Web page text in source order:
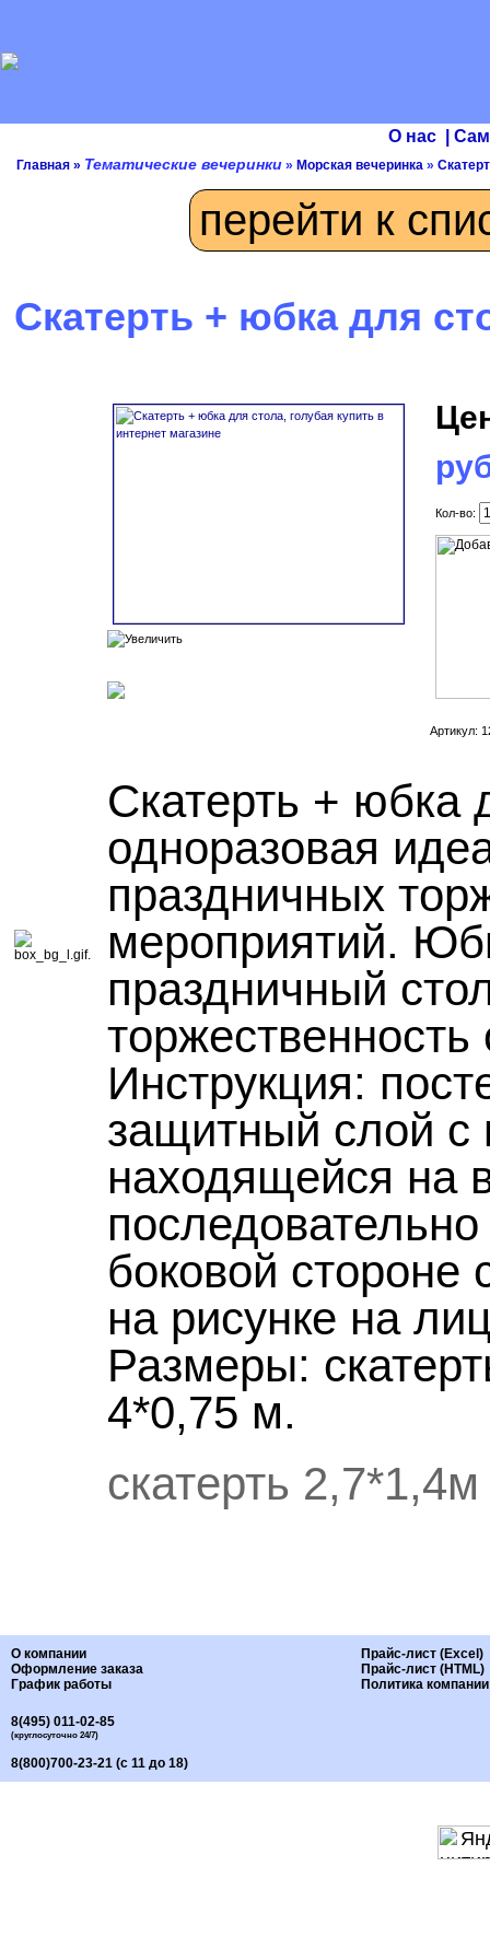
О нас
Главная » Тематические вечеринки » Морская вечеринка »
перейти к
Скатерть + юбка для
Кол-во:
Артикул:
Скатерть + юбка
одноразовая
праздничных
мероприятий.
праздничный
Инструкция:
защитный слой с
находящейся на
боковой стороне
на рисунке на
Размеры:
4*0,75 м.
скатерть
О компании
Оформление заказа
График работы
Прайс-лист (Excel)
Прайс-лист (HTML)
Политика
8(495) 011-02-85
(круглосуточно 24/7)
8(800)700-23-21 (с 11 до 18)